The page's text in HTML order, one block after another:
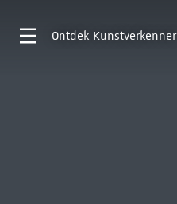
Ontdek Kunstverkenner